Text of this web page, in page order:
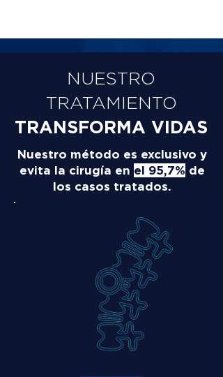
NUESTRO
TRATAMIENTO
TRANSFORMA VIDAS
Nuestro método es exclusivo y
evita la cirugía en el 95,7% de
los casos tratados.